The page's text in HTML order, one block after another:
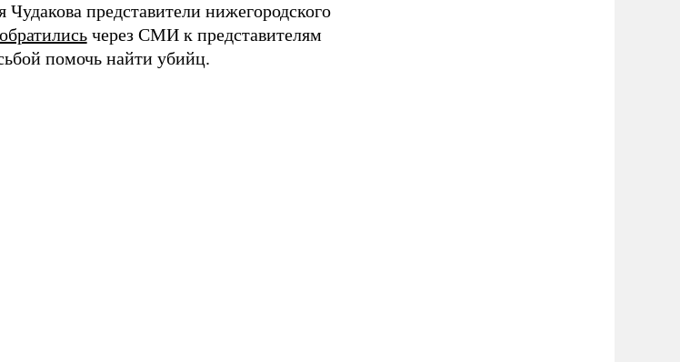
представители нижегородского
обратилисьчерез СМИ к представителям
помочь найти убийц.